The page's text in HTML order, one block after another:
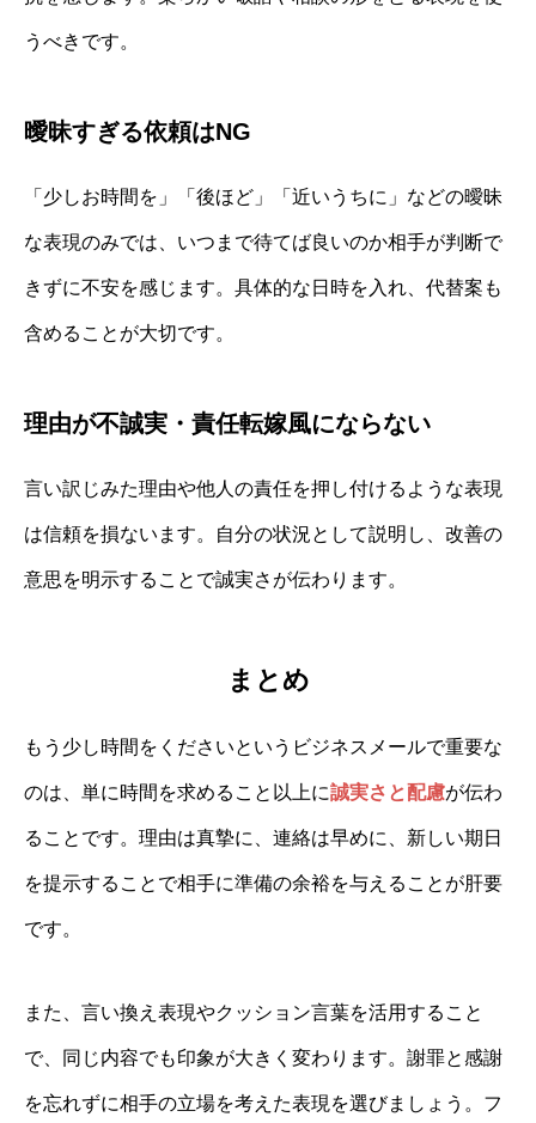
うべきです。
曖昧すぎる依頼はNG
「少しお時間を」「後ほど」「近いうちに」などの曖昧
な表現のみでは、いつまで待てば良いのか相手が判断で
きずに不安を感じます。具体的な日時を入れ、代替案も
含めることが大切です。
理由が不誠実・責任転嫁風にならない
言い訳じみた理由や他人の責任を押し付けるような表現
は信頼を損ないます。自分の状況として説明し、改善の
意思を明示することで誠実さが伝わります。
まとめ
もう少し時間をくださいというビジネスメールで重要な
のは、単に時間を求めること以上に誠実さと配慮が伝わ
ることです。理由は真摯に、連絡は早めに、新しい期日
を提示することで相手に準備の余裕を与えることが肝要
です。
また、言い換え表現やクッション言葉を活用すること
で、同じ内容でも印象が大きく変わります。謝罪と感謝
を忘れずに相手の立場を考えた表現を選びましょう。フ